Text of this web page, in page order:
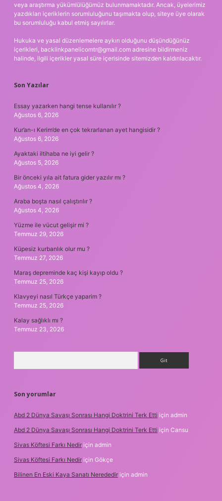
veya araştırma yükümlülüğümüz bulunmamaktadır. Ancak, üyelerimiz
yazdıkları içeriklerin sorumluluğunu taşımakta olup, siteye üye olarak
bu sorumluluğu kabul etmiş sayılırlar.
Hukuka ve yasal düzenlemelere aykırı olduğunu düşündüğünüz
içerikleri, backlinkpanelicomtr@gmail.com adresine bildirmeniz
halinde, ilgili içerikler yasal süre içerisinde sitemizden kaldırılacaktır.
Son Yazılar
Essay yazarken hangi tense kullanılır ?
Ağustos 6, 2026
Kur’an-ı Kerim’de en çok tekrarlanan ayet hangisidir ?
Ağustos 6, 2026
Ayaktaki iltihaba ne iyi gelir ?
Ağustos 5, 2026
Bir önceki yıla ait fatura gider yazılır mı ?
Ağustos 4, 2026
Araba boşta nasıl çalıştırılır ?
Ağustos 4, 2026
Yüzme ile vücut gelişir mi ?
Temmuz 29, 2026
Küpesiz kurbanlık olur mu ?
Temmuz 27, 2026
Maraş depreminde kaç kişi kayıp oldu ?
Temmuz 25, 2026
Klavyeyi nasıl Türkçe yaparim ?
Temmuz 25, 2026
Kalay sağlıklı mı ?
Temmuz 23, 2026
Son yorumlar
Abd 2 Dünya Savaşı Sonrası Hangi Doktrini Terk Etti için admin
Abd 2 Dünya Savaşı Sonrası Hangi Doktrini Terk Etti için Cansu
Sivas Köftesi Farkı Nedir için admin
Sivas Köftesi Farkı Nedir için Gökçe
Bilinen En Eski Kaya Sanatı Nerededir için admin